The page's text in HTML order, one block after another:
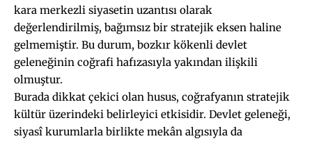
kara merkezli siyasetin uzantısı olarak
değerlendirilmiş, bağımsız bir stratejik eksen haline
gelmemiştir. Bu durum, bozkır kökenli devlet
geleneğinin coğrafi hafızasıyla yakından ilişkili
olmuştur.
Burada dikkat çekici olan husus, coğrafyanın stratejik
kültür üzerindeki belirleyici etkisidir. Devlet geleneği,
siyasî kurumlarla birlikte mekân algısıyla da